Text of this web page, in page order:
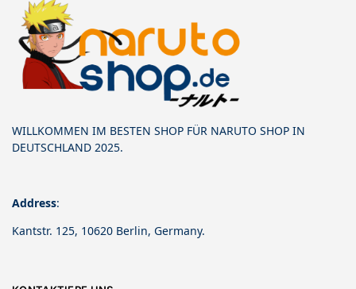
WILLKOMMEN IM BESTEN SHOP FÜR NARUTO SHOP IN
DEUTSCHLAND 2025.
Address:
Kantstr. 125, 10620 Berlin, Germany.